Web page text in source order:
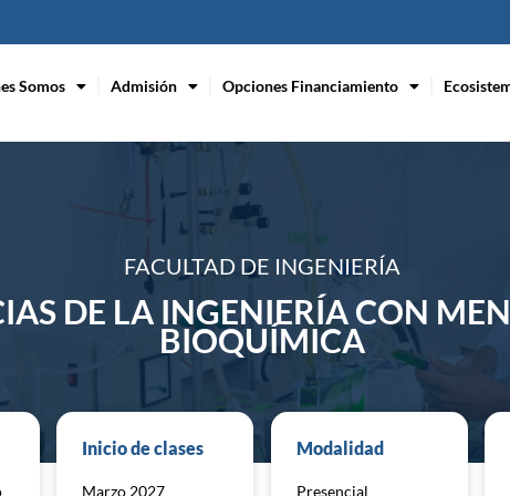
Somos Admisión Opciones Financiamiento
FACULTAD DE INGENIERÍA
DE LA INGENIERÍA CON
BIOQUÍMICA
Inicio de clases
Marzo 2027
Modalidad
Presencial